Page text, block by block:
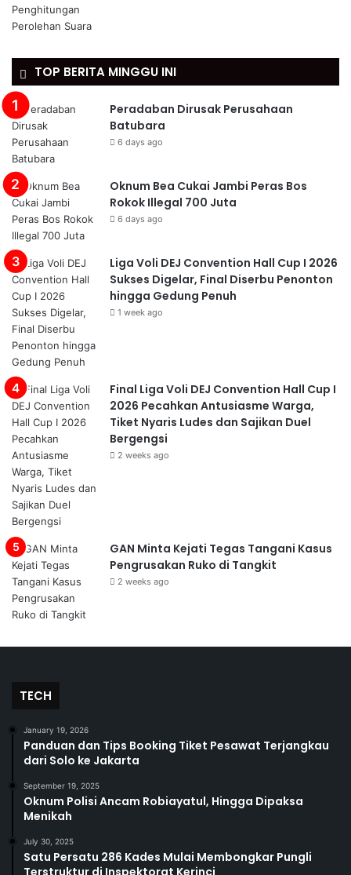
TOP BERITA MINGGU INI
Peradaban Dirusak Perusahaan
Batubara
6 days ago
Oknum Bea Cukai Jambi Peras Bos
Rokok Illegal 700 Juta
6 days ago
Liga Voli DEJ Convention Hall Cup I 2026
Sukses Digelar, Final Diserbu Penonton
hingga Gedung Penuh
1 week ago
Final Liga Voli DEJ Convention Hall Cup I
2026 Pecahkan Antusiasme Warga,
Tiket Nyaris Ludes dan Sajikan Duel
Bergengsi
2 weeks ago
GAN Minta Kejati Tegas Tangani Kasus
Pengrusakan Ruko di Tangkit
2 weeks ago
TECH
January 19, 2026
Panduan dan Tips Booking Tiket Pesawat Terjangkau
dari Solo ke Jakarta
September 19, 2025
Oknum Polisi Ancam Robiayatul, Hingga Dipaksa
Menikah
July 30, 2025
Satu Persatu 286 Kades Mulai Membongkar Pungli